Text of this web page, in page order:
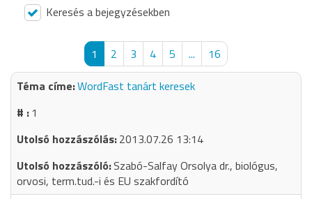
Keresés a bejegyzésekben
1 2 3 4 5 ...
16
WordFast tanárt keresek
1
2013.07.26 13:14
Szabó-Salfay Orsolya dr., biológus,
orvosi, term.tud.-i és EU szakfordító